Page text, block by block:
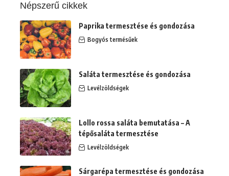
Népszerű cikkek
Paprika termesztése és gondozása
Bogyós termésűek
Saláta termesztése és gondozása
Levélzöldségek
Lollo rossa saláta bemutatása – A
tépősaláta termesztése
Levélzöldségek
Sárgarépa termesztése és gondozása